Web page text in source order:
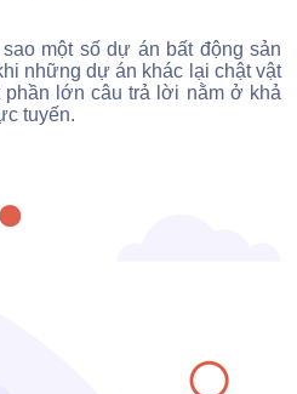
một số dự án bất động sản
những dự án khác lại chật vật
phần lớn câu trả lời nằm ở khả
tuyến.